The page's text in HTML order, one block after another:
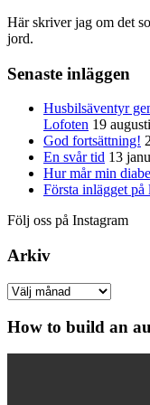
Här skriver jag om det
jord.
Senaste inläggen
Husbilsäventyr
Lofoten 19
God fortsättning!
En svår tid 13
Hur mår min
Första inlägget på
Följ oss på Instagram
Arkiv
Arkiv
How to build an